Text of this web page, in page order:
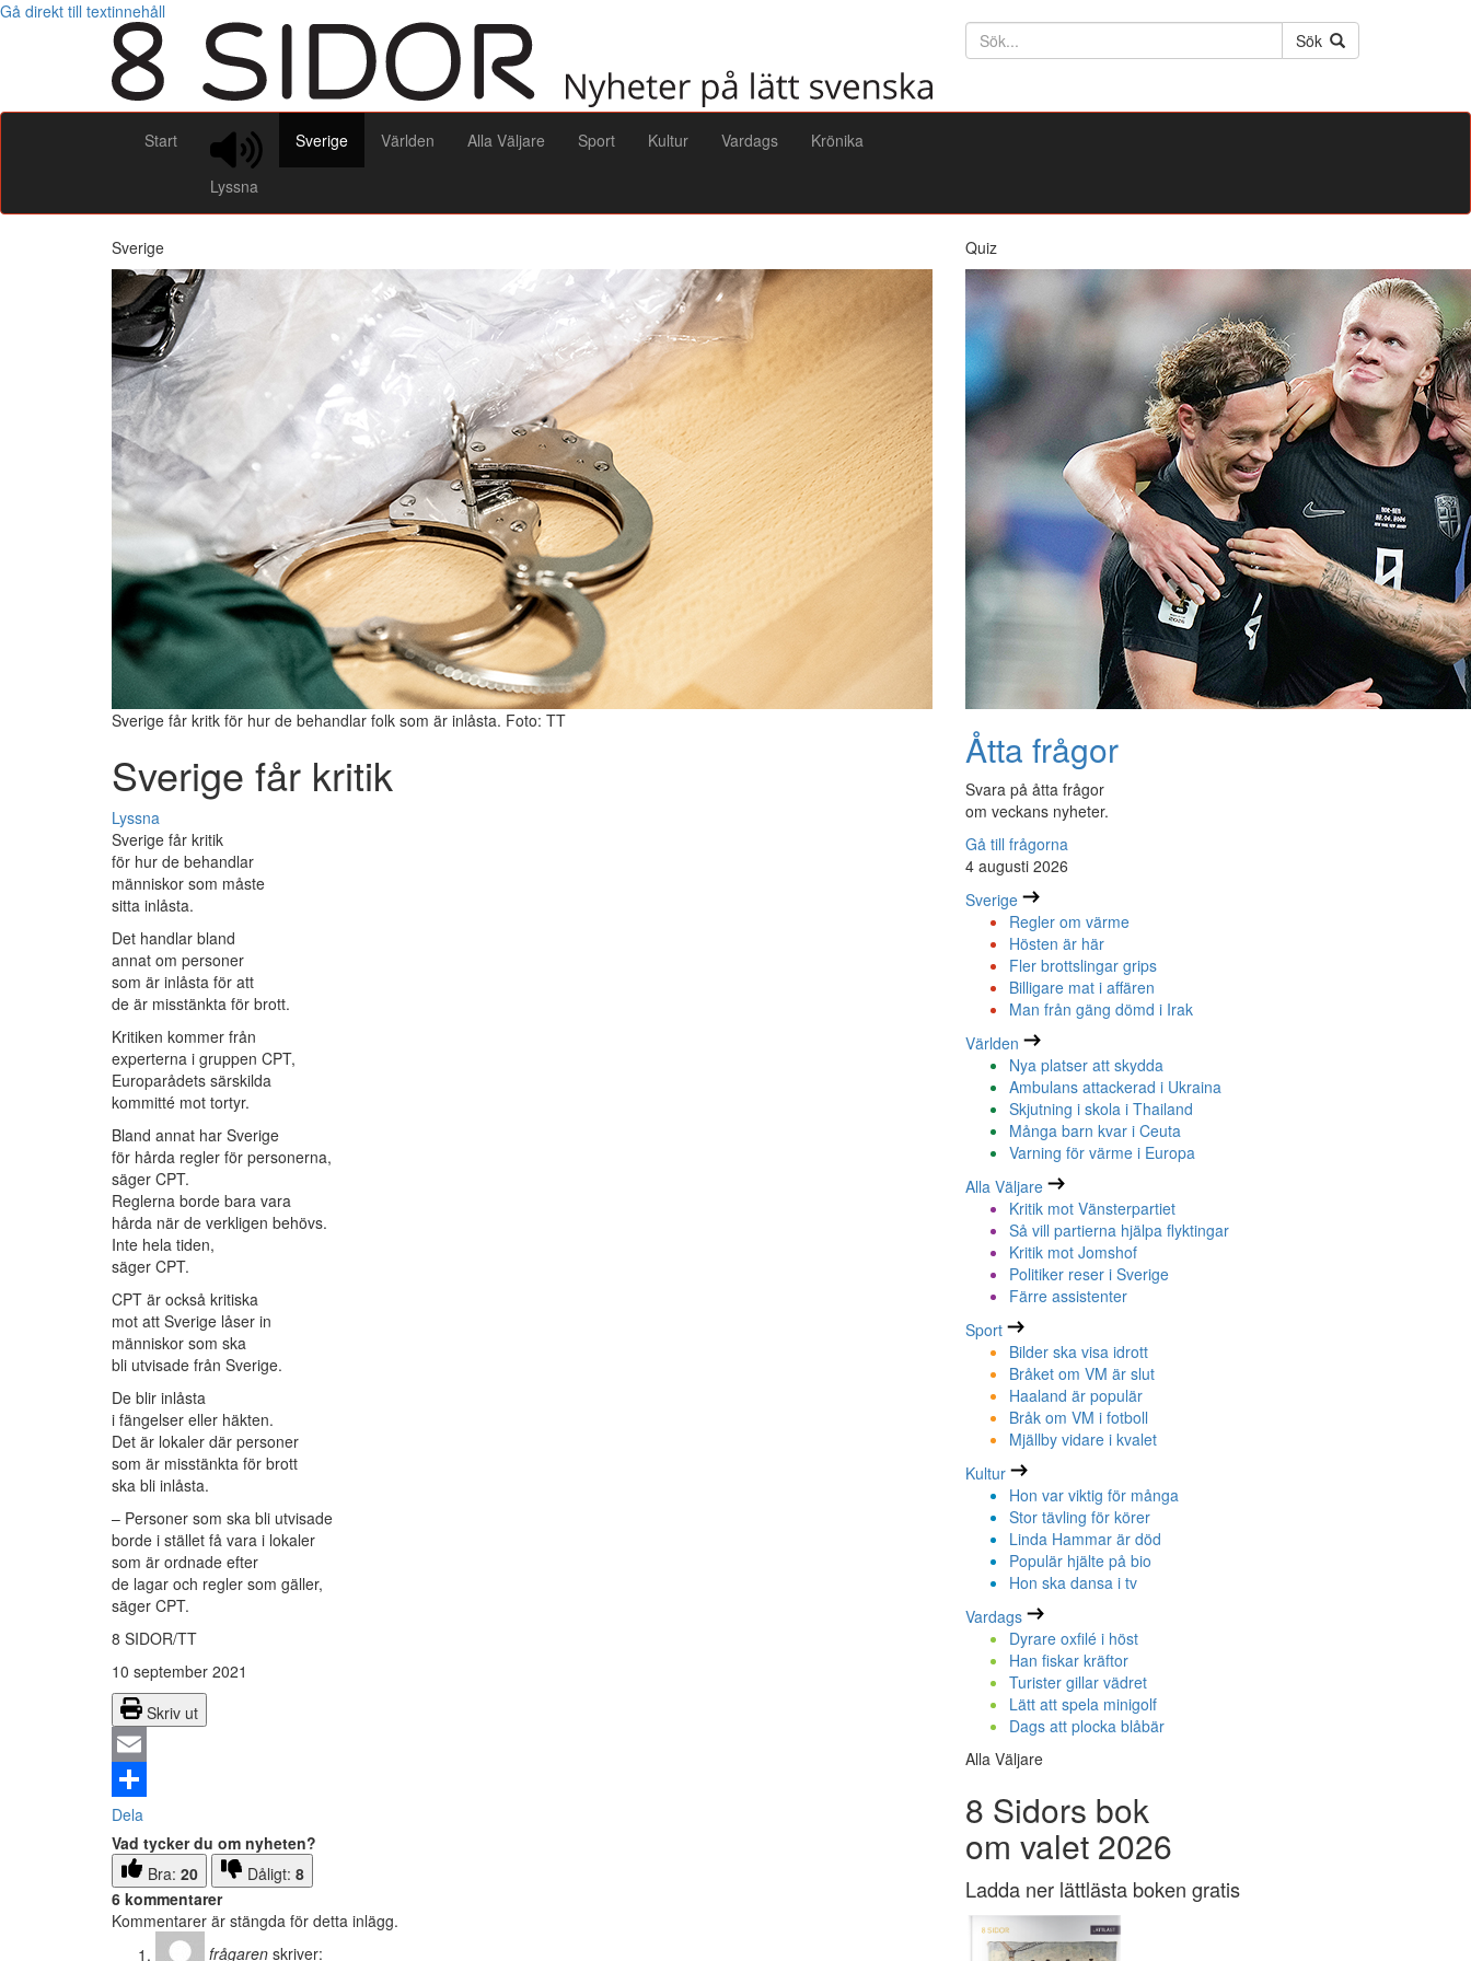
Gå direkt till textinnehåll
Söktext
Sök
Start
Lyssna
Sverige Världen Alla Väljare Sport Kultur Vardags Krönika
Sverige
Sverige får kritk för hur de behandlar folk som är inlåsta. Foto: TT
Sverige får kritik
Lyssna
Sverige får kritik
för hur de behandlar
människor som måste
sitta inlåsta.
Det handlar bland
annat om personer
som är inlåsta för att
de är misstänkta för brott.
Kritiken kommer från
experterna i gruppen CPT,
Europarådets särskilda
kommitté mot tortyr.
Bland annat har Sverige
för hårda regler för personerna,
säger CPT.
Reglerna borde bara vara
hårda när de verkligen behövs.
Inte hela tiden,
säger CPT.
CPT är också kritiska
mot att Sverige låser in
människor som ska
bli utvisade från Sverige.
De blir inlåsta
i fängelser eller häkten.
Det är lokaler där personer
som är misstänkta för brott
ska bli inlåsta.
– Personer som ska bli utvisade
borde i stället få vara i lokaler
som är ordnade efter
de lagar och regler som gäller,
säger CPT.
8 SIDOR/TT
10 september 2021
Skriv ut
Email
Dela
Vad tycker du om nyheten?
Bra: 20 Dåligt: 8
6 kommentarer
Kommentarer är stängda för detta inlägg.
frågaren skriver:
Quiz
Åtta frågor
Svara på åtta frågor
om veckans nyheter.
Gå till frågorna
4 augusti 2026
Sverige
Regler om värme
Hösten är här
Fler brottslingar grips
Billigare mat i affären
Man från gäng dömd i Irak
Världen
Nya platser att skydda
Ambulans attackerad i Ukraina
Skjutning i skola i Thailand
Många barn kvar i Ceuta
Varning för värme i Europa
Alla Väljare
Kritik mot Vänsterpartiet
Så vill partierna hjälpa flyktingar
Kritik mot Jomshof
Politiker reser i Sverige
Färre assistenter
Sport
Bilder ska visa idrott
Bråket om VM är slut
Haaland är populär
Bråk om VM i fotboll
Mjällby vidare i kvalet
Kultur
Hon var viktig för många
Stor tävling för körer
Linda Hammar är död
Populär hjälte på bio
Hon ska dansa i tv
Vardags
Dyrare oxfilé i höst
Han fiskar kräftor
Turister gillar vädret
Lätt att spela minigolf
Dags att plocka blåbär
Alla Väljare
8 Sidors bok
om valet 2026
Ladda ner lättlästa boken gratis